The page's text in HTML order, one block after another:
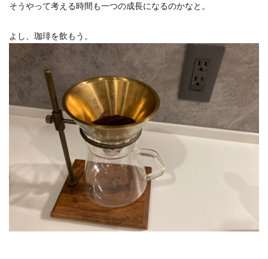
そうやって考える時間も一つの成長になるのかなと。
よし、珈琲を飲もう。